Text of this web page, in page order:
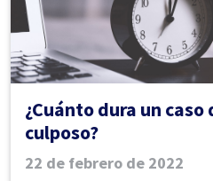
¿Cuánto dura un
culposo?
22 de febrero de 2022